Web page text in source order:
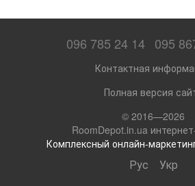
096 785 24 14 095
Контактная
Полная версия
© 2016—2026
RoomDepot.in.ua
Комплексный онлайн-
Рус Укр